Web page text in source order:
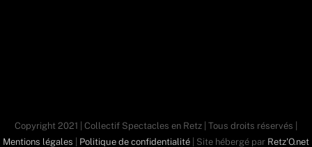
Copyright 2021 | Collectif Spectacles en Retz | Tous droits réservés |
Mentions légales
Politique de confidentialité | Site hébergé par Retz'O.net